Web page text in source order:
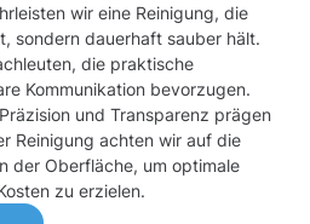
wir eine Reinigung, die
sondern dauerhaft sauber hält.
die praktische
Kommunikation bevorzugen.
und Transparenz prägen
Reinigung achten wir auf die
der Oberfläche, um optimale
zu erzielen.